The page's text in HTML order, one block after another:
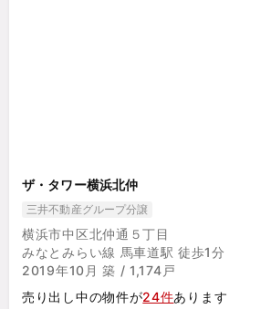
ザ・タワー横浜北仲
三井不動産グループ分譲
横浜市中区北仲通５丁目
みなとみらい線 馬車道駅 徒歩1分
2019年10月 築 / 1,174戸
売り出し中の物件が24件あります